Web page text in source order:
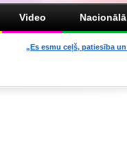
Video
„Es esmu ceļš, patiesība